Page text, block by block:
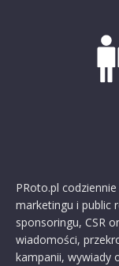
PRoto.pl
marketingu i public
sponsoringu, CSR
wiadomości,
kampanii, wywiady